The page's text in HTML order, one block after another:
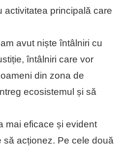
activitatea principală care
avut niște întâlniri cu
întâlniri care vor
din zona de
ecosistemul și să
mai eficace și evident
acționez. Pe cele două